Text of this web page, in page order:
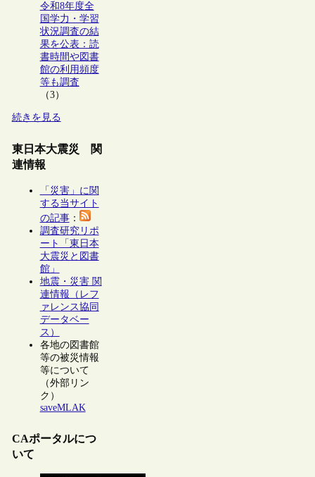
令和8年度全
国学力・学習
状況調査の結
果を公表：読
書時間や図書
館の利用頻度
等も調査
（3）
続きを見る
東日本大震災 関
連情報
「災害」に関
する当サイト
の記事：
調査研究リポ
ート「東日本
大震災と図書
館」
地震・災害 関
連情報（レフ
ァレンス協同
データベー
ス）
各地の図書館
等の被災情報
等について
（外部リン
ク）
saveMLAK
CAポータルにつ
いて